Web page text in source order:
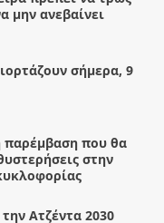
μην ανεβαίνει
σήμερα, 9
παρέμβαση που θα
στην
Ατζέντα 2030